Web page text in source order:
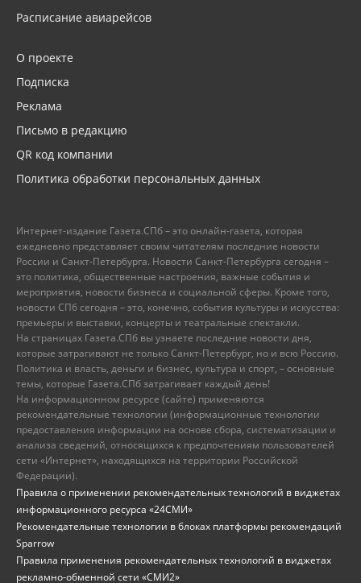
Расписание авиарейсов
О проекте
Подписка
Реклама
Письмо в редакцию
QR код компании
Политика обработки персональных данных
Интернет-издание Газета.СПб – это онлайн-газета, которая
ежедневно представляет своим читателям последние новости
России и Санкт-Петербурга. Новости Санкт-Петербурга сегодня –
это политика, общественные настроения, важные события и
мероприятия, новости бизнеса и социальной сферы. Кроме того,
новости СПб сегодня – это, конечно, события культуры и искусства:
премьеры и выставки, концерты и театральные спектакли.
На страницах Газета.СПб вы узнаете последние новости дня,
которые затрагивают не только Санкт-Петербург, но и всю Россию.
Политика и власть, деньги и бизнес, культура и спорт, – основные
темы, которые Газета.СПб затрагивает каждый день!
На информационном ресурсе (сайте) применяются
рекомендательные технологии (информационные технологии
предоставления информации на основе сбора, систематизации и
анализа сведений, относящихся к предпочтениям пользователей
сети «Интернет», находящихся на территории Российской
Федерации).
Правила о применении рекомендательных технологий в виджетах
информационного ресурса «24СМИ»
Рекомендательные технологии в блоках платформы рекомендаций
Sparrow
Правила применения рекомендательных технологий в виджетах
рекламно-обменной сети «СМИ2»